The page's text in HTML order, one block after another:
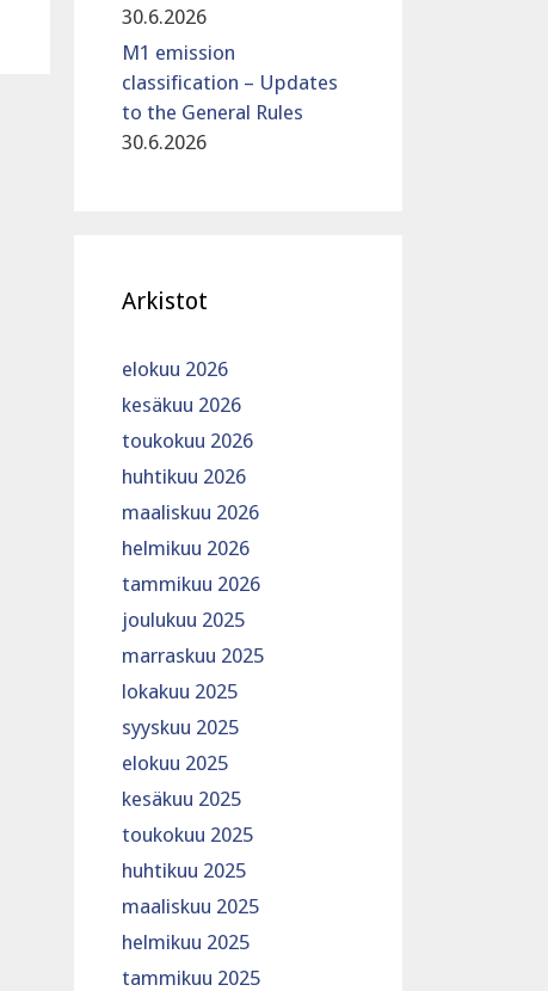
30.6.2026
M1 emission
classification – Updates
to the General Rules
30.6.2026
Arkistot
elokuu 2026
kesäkuu 2026
toukokuu 2026
huhtikuu 2026
maaliskuu 2026
helmikuu 2026
tammikuu 2026
joulukuu 2025
marraskuu 2025
lokakuu 2025
syyskuu 2025
elokuu 2025
kesäkuu 2025
toukokuu 2025
huhtikuu 2025
maaliskuu 2025
helmikuu 2025
tammikuu 2025